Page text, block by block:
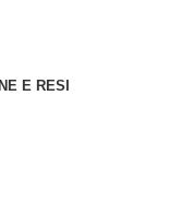
E RESI